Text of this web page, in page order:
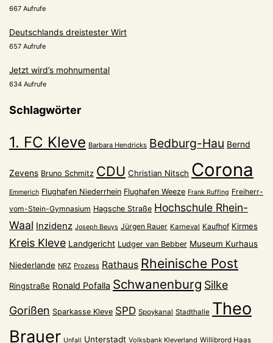
667 Aufrufe
Deutschlands dreistester Wirt
657 Aufrufe
Jetzt wird’s mohnumental
634 Aufrufe
Schlagwörter
1. FC Kleve Barbara Hendricks Bedburg-Hau Bernd
Zevens Bruno Schmitz CDU Christian Nitsch Corona
Emmerich Flughafen Niederrhein Flughafen Weeze Frank Ruffing Freiherr-
vom-Stein-Gymnasium Hagsche Straße Hochschule Rhein-
Waal Inzidenz Joseph Beuys Jürgen Rauer Karneval Kaufhof Kirmes
Kreis Kleve Landgericht Ludger van Bebber Museum Kurhaus
Niederlande NRZ Prozess Rathaus Rheinische Post
Ringstraße Ronald Pofalla Schwanenburg Silke
Gorißen Sparkasse Kleve SPD Spoykanal Stadthalle Theo
Brauer Unfall Unterstadt Volksbank Kleverland Willibrord Haas